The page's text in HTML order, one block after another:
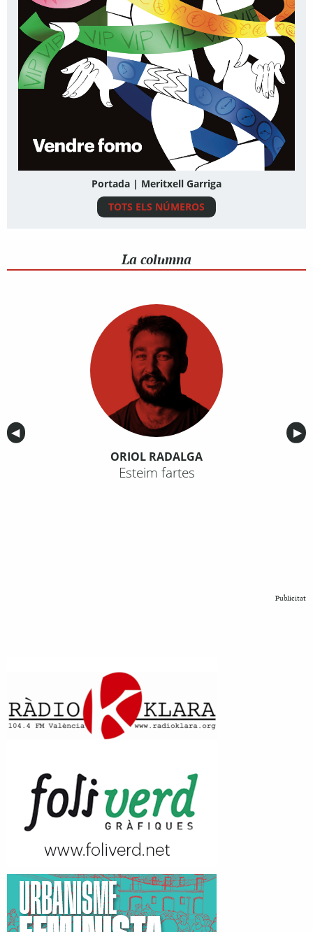
Portada | Meritxell Garriga
TOTS ELS NÚMEROS
La columna
Anterior
◀︎ ▶︎
ORIOL RADALGA
Esteim fartes
Publicitat